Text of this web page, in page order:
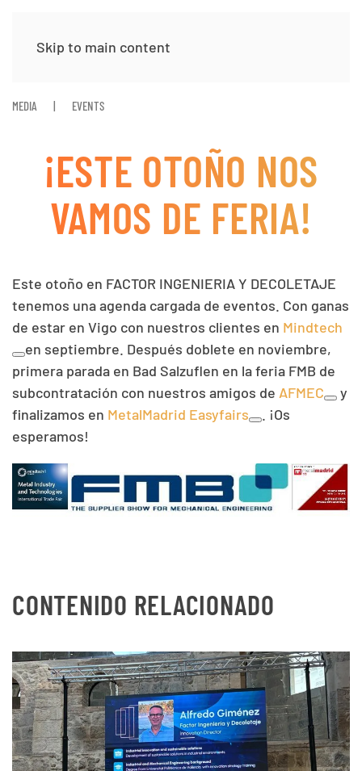
Skip to main content
MEDIA EVENTS
¡ESTE OTOÑO NOS
VAMOS DE FERIA!
Este otoño en FACTOR INGENIERIA Y DECOLETAJE
tenemos una agenda cargada de eventos. Con ganas
de estar en Vigo con nuestros clientes en Mindtech
en septiembre. Después doblete en noviembre,
primera parada en Bad Salzuflen en la feria FMB de
subcontratación con nuestros amigos de AFMEC
y
finalizamos en MetalMadrid Easyfairs
. ¡Os
esperamos!
CONTENIDO RELACIONADO